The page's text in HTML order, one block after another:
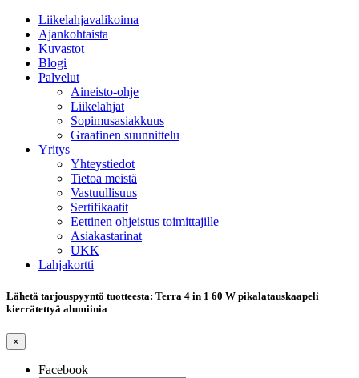
Liikelahjavalikoima
Ajankohtaista
Kuvastot
Blogi
Palvelut
Aineisto-ohje
Liikelahjat
Sopimusasiakkuus
Graafinen suunnittelu
Yritys
Yhteystiedot
Tietoa meistä
Vastuullisuus
Sertifikaatit
Eettinen ohjeistus toimittajille
Asiakastarinat
UKK
Lahjakortti
Lähetä tarjouspyyntö tuotteesta: Terra 4 in 1 60 W pikalatauskaapeli
kierrätettyä alumiinia
×
Facebook